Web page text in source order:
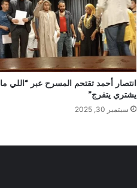
انتصار أحمد تقتحم المسرح عبر “اللي ما
يشتري يتفرج”
سبتمبر 30, 2025